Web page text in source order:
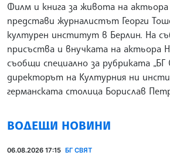
Филм и книга за живота на
представи журналистът Георги
културен институт в Берлин. На
присъства и внучката на актьора
съобщи специално за рубриката „БГ
директорът на Културния ни
германската столица Борислав
ВОДЕЩИ НОВИНИ
06.08.2026 17:15 БГ СВЯТ